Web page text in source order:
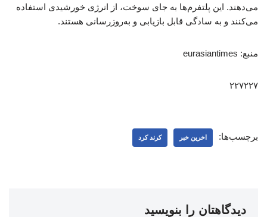
می‌دهند. این پلتفرم‌ها به جای سوخت، از انرژی خورشیدی استفاده
می‌کنند و به سادگی قابل بازیابی و به‌روزرسانی هستند.
منبع: eurasiantimes
۲۲۷۲۲۷
برچسب‌ها: اخرین خبر کرند کرد
دیدگاهتان را بنویسید